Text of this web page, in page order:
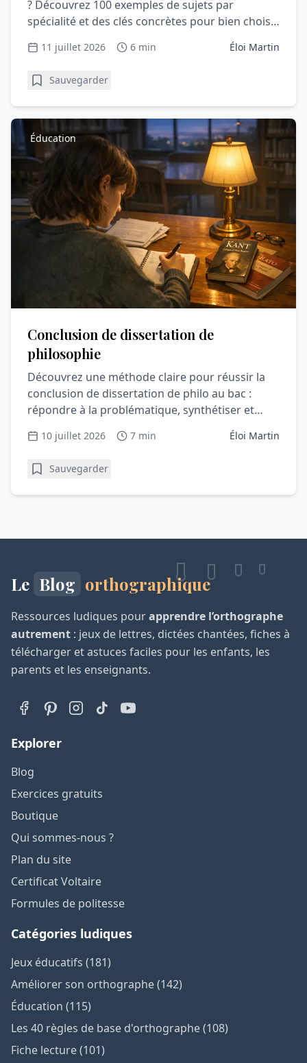
? Découvrez 100 exemples de sujets par
spécialité et des clés concrètes pour bien choisir
11 juillet 2026 6 min Éloi Martin
Sauvegarder
Éducation
Conclusion de dissertation de
philosophie
Découvrez une méthode claire pour réussir la
conclusion de dissertation de philo au bac :
répondre à la problématique, synthétiser et
10 juillet 2026 7 min Éloi Martin
Sauvegarder
Le Blog orthographique
Ressources ludiques pourapprendre l’orthographe
autrement : jeux de lettres, dictées chantées, fiches à
télécharger et astuces faciles pour les enfants, les
parents et les enseignants.
Explorer
Blog
Exercices gratuits
Boutique
Qui sommes-nous ?
Plan du site
Certificat Voltaire
Formules de politesse
Catégories ludiques
Jeux éducatifs (181)
Améliorer son orthographe (142)
Éducation (115)
Les 40 règles de base d'orthographe (108)
Fiche lecture (101)